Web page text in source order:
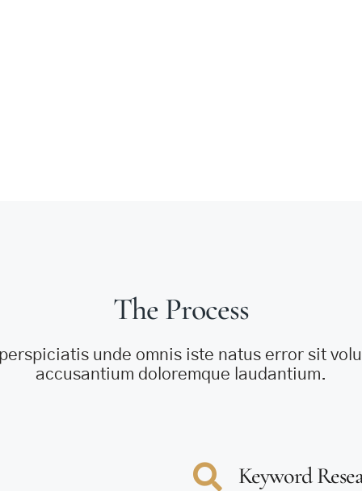
The Process
unde omnis iste natus error sit
accusantium doloremque laudantium.
Keyword